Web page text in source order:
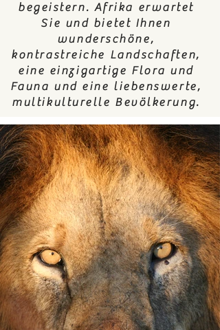
begeistern. Afrika erwartet
Sie und bietet Ihnen
wunderschöne,
kontrastreiche Landschaften,
eine einzigartige Flora und
Fauna und eine liebenswerte,
multikulturelle Bevölkerung.